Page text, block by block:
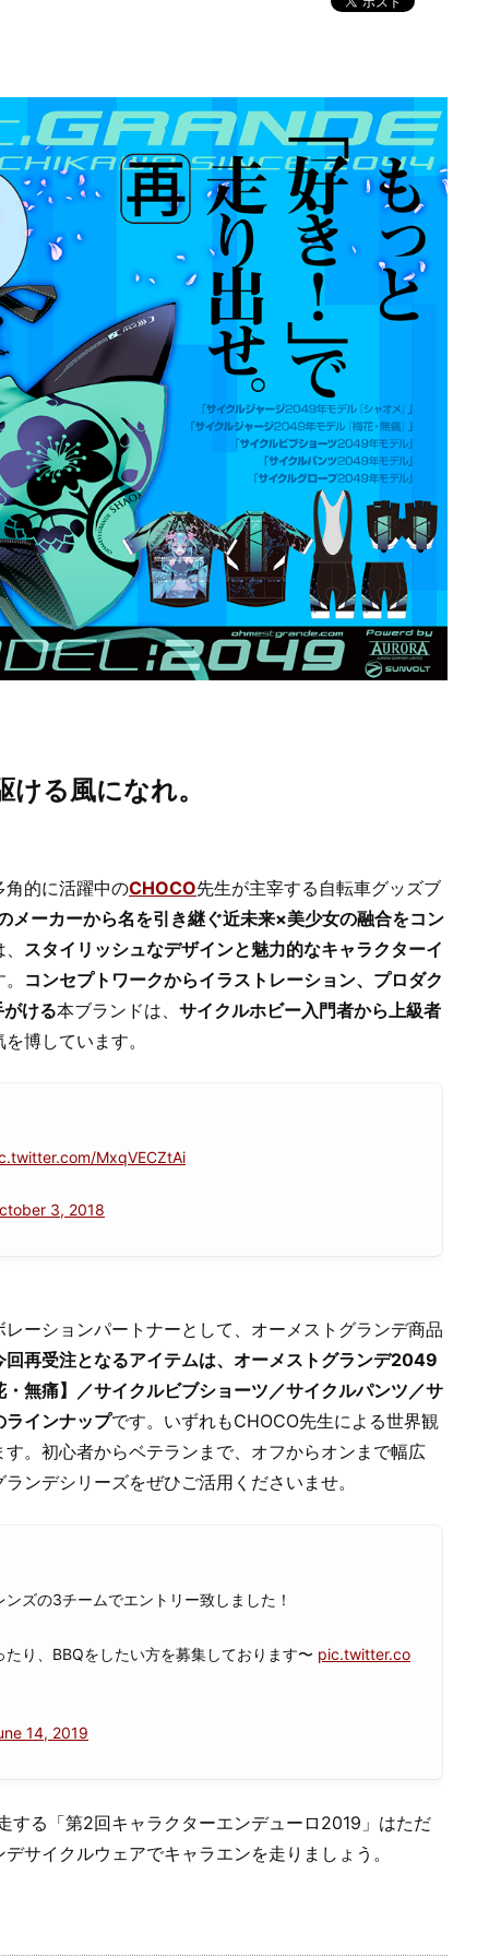
る風になれ。
角的に活躍中のCHOCO先生が主宰する自転車グッズブ
メーカーから名を引き継ぐ近未来×美少女の融合をコン
スタイリッシュなデザインと魅力的なキャラクターイ
コンセプトワークからイラストレーション、プロダク
ける本ブランドは、 サイクルホビー入門者から上級者
博しています。
MxqVECZtAi
3, 2018
ーションパートナーとして、オーメストグランデ商品
回再受注となるアイテムは、オーメストグランデ2049
無痛】／サイクルビブショーツ／サイクルパンツ／サ
ラインナップです。いずれもCHOCO先生による世界観
。初心者からベテランまで、オフからオンまで幅広
ンデシリーズをぜひご活用くださいませ。
ズの3チームでエントリー致しました！
り、BBQをしたい方を募集しております〜 pic.twitter.co
14, 2019
する「第2回キャラクターエンデューロ2019」はただ
サイクルウェアでキャラエンを走りましょう。